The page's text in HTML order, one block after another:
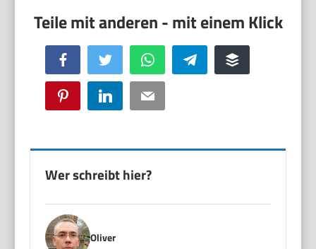
Facebook Twitter WhatsApp Telegram Buffer
Pinterest LinkedIn Email
Wer schreibt hier?
Oliver